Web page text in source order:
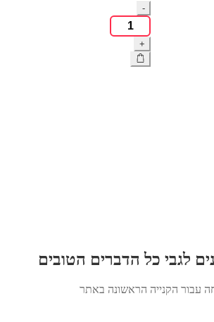
-
כמות
של
הקססונית
+
לגבי כל הדברים הטובים